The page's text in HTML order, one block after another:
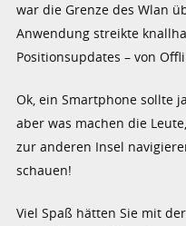
war die Grenze des Wlan
Anwendung streikte
Positionsupdates – von
Ok, ein Smartphone sollte
aber was machen die
zur anderen Insel
schauen!
Viel Spaß hätten Sie mit